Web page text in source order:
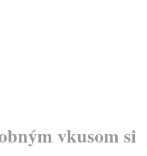
vkusom si